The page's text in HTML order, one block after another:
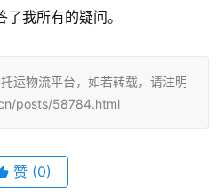
我所有的疑问。
运物流平台，如若转载，请注明
posts/58784.html
赞 (0)